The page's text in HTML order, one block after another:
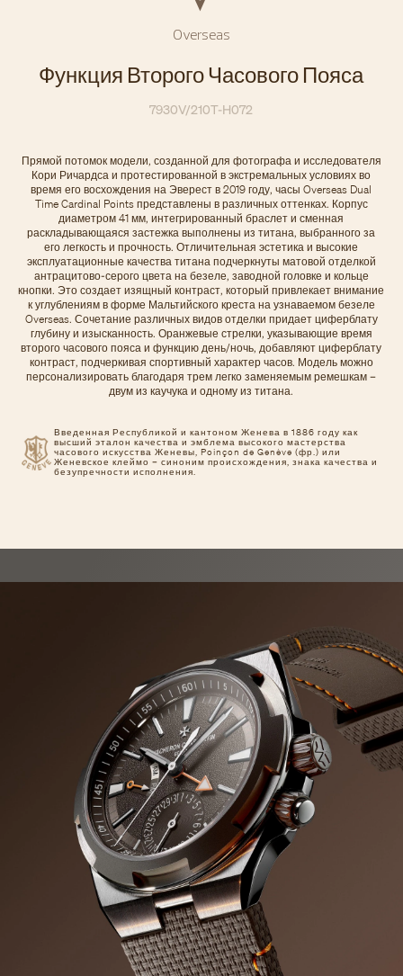
Overseas
Функция Второго Часового Пояса
7930V/210T-H072
Введенная Республикой и кантоном Женева в 1886 году как
высший эталон качества и эмблема высокого мастерства
часового искусства Женевы, Poinçon de Genève (фр.) или
Женевское клеймо – синоним происхождения, знака качества и
безупречности исполнения.
Прямой потомок модели, созданной для фотографа и исследователя
Кори Ричардса и протестированной в экстремальных условиях во
время его восхождения на Эверест в 2019 году, часы Overseas Dual
Time Cardinal Points представлены в различных оттенках. Корпус
диаметром 41 мм, интегрированный браслет и сменная
раскладывающаяся застежка выполнены из титана, выбранного за
его легкость и прочность. Отличительная эстетика и высокие
эксплуатационные качества титана подчеркнуты матовой отделкой
антрацитово-серого цвета на безеле, заводной головке и кольце
кнопки. Это создает изящный контраст, который привлекает внимание
к углублениям в форме Мальтийского креста на узнаваемом безеле
Overseas. Сочетание различных видов отделки придает циферблату
глубину и изысканность. Оранжевые стрелки, указывающие время
второго часового пояса и функцию день/ночь, добавляют циферблату
контраст, подчеркивая спортивный характер часов. Модель можно
персонализировать благодаря трем легко заменяемым ремешкам –
двум из каучука и одному из титана.